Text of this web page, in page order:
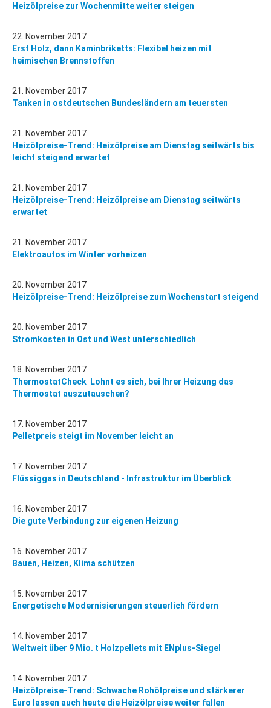
Heizölpreise zur Wochenmitte weiter steigen
22. November 2017
Erst Holz, dann Kaminbriketts: Flexibel heizen mit
heimischen Brennstoffen
21. November 2017
Tanken in ostdeutschen Bundesländern am teuersten
21. November 2017
Heizölpreise-Trend: Heizölpreise am Dienstag seitwärts bis
leicht steigend erwartet
21. November 2017
Heizölpreise-Trend: Heizölpreise am Dienstag seitwärts
erwartet
21. November 2017
Elektroautos im Winter vorheizen
20. November 2017
Heizölpreise-Trend: Heizölpreise zum Wochenstart steigend
20. November 2017
Stromkosten in Ost und West unterschiedlich
18. November 2017
ThermostatCheck  Lohnt es sich, bei Ihrer Heizung das
Thermostat auszutauschen?
17. November 2017
Pelletpreis steigt im November leicht an
17. November 2017
Flüssiggas in Deutschland - Infrastruktur im Überblick
16. November 2017
Die gute Verbindung zur eigenen Heizung
16. November 2017
Bauen, Heizen, Klima schützen
15. November 2017
Energetische Modernisierungen steuerlich fördern
14. November 2017
Weltweit über 9 Mio. t Holzpellets mit ENplus-Siegel
14. November 2017
Heizölpreise-Trend: Schwache Rohölpreise und stärkerer
Euro lassen auch heute die Heizölpreise weiter fallen